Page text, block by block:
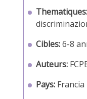
Thematiques:
Cibles:6-8
Auteurs:
Pays: Francia